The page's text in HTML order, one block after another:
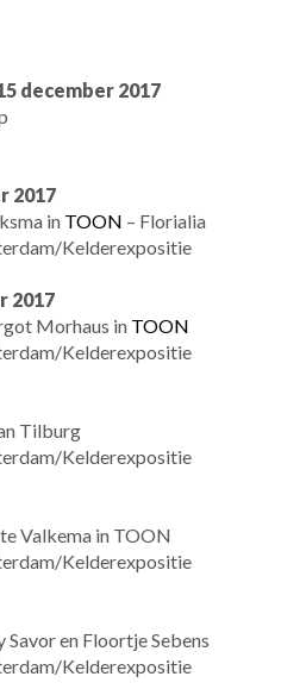
december 2017
2017
in TOON – Florialia
Kelderexpositie
2017
Morhaus in TOON
Kelderexpositie
Tilburg
Kelderexpositie
Valkema in TOON
Kelderexpositie
Savor en Floortje Sebens
Kelderexpositie